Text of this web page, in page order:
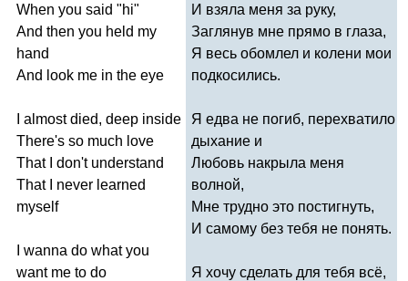
When you said "hi"
And then you held my
hand
And look me in the eye
almost died, deep inside
There's so much love
That
don't understand
That
never learned
myself
wanna do what you
want me to do
И взяла меня за руку,
Заглянув мне прямо в глаза,
Я весь обомлел и колени мои
подкосились.
Я едва не погиб, перехватило
дыхание и
Любовь накрыла меня
волной,
Мне трудно это постигнуть,
И самому без тебя не понять.
Я хочу сделать для тебя всё,